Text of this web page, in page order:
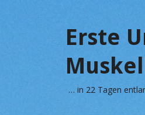
Erste
… in 22 Tagen